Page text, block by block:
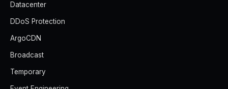
Datacenter
DDoS Protection
ArgoCDN
Broadcast
Temporary